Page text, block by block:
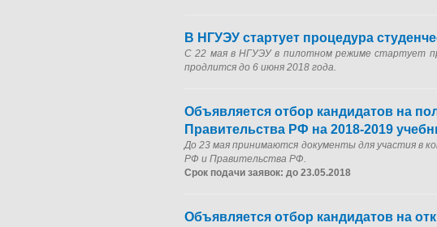
В НГУЭУ стартует процедура
С 22 мая в НГУЭУ в пилотном режиме стартует
продлится до 6 июня 2018 года.
Объявляется отбор кандидатов на
Правительства РФ на 2018-2019
До 23 мая принимаются документы для участия в
РФ и Правительства РФ.
Срок подачи заявок: до 23.05.2018
Объявляется отбор кандидатов на